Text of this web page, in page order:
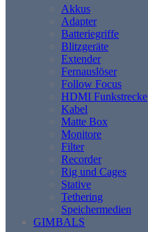
Akkus
Adapter
Batteriegriffe
Blitzgeräte
Extender
Fernauslöser
Follow Focus
HDMI Funkstrecke
Kabel
Matte Box
Monitore
Filter
Recorder
Rig und Cages
Stative
Tethering
Speichermedien
GIMBALS